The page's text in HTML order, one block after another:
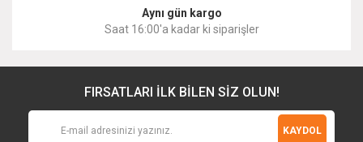
Aynı gün kargo
Saat 16:00'a kadar ki siparişler
FIRSATLARI İLK BİLEN SİZ OLUN!
KAYDOL